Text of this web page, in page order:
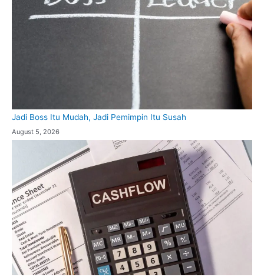
Jadi Boss Itu Mudah, Jadi Pemimpin Itu Susah
August 5, 2026